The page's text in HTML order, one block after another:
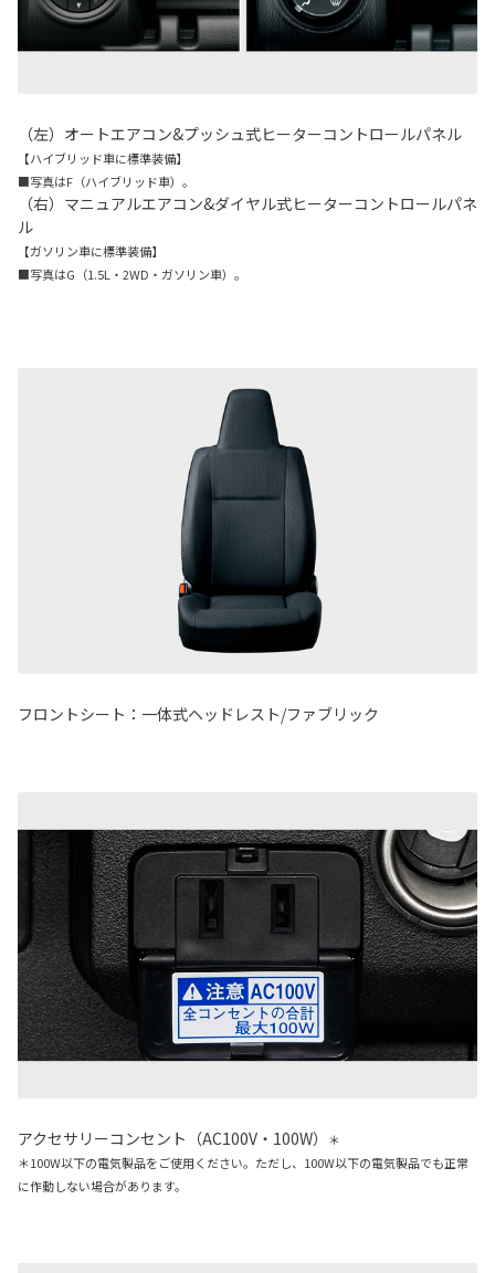
（左）オートエアコン&プッシュ式ヒーターコントロールパネル
【ハイブリッド車に標準装備】
■写真はF（ハイブリッド車）。
（右）マニュアルエアコン&ダイヤル式ヒーターコントロールパネ
ル
【ガソリン車に標準装備】
■写真はG（1.5L・2WD・ガソリン車）。
フロントシート：一体式ヘッドレスト/ファブリック
アクセサリーコンセント（AC100V・100W）
＊
＊100W以下の電気製品をご使用ください。ただし、100W以下の電気製品でも正常
に作動しない場合があります。